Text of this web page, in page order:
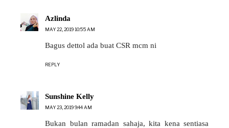
Azlinda
MAY 22, 2019 10:55 AM
Bagus dettol ada buat CSR mcm ni
REPLY
Sunshine Kelly
MAY 23, 2019 9:44 AM
Bukan bulan ramadan sahaja, kita kena sentiasa